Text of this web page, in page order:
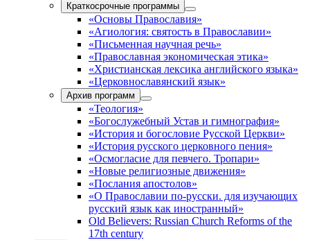
Краткосрочные программы
«Основы Православия»
«Агиология: святость в Православии»
«Письменная научная речь»
«Православная экономическая этика»
«Христианская лексика английского языка»
«Церковнославянский язык»
Архив программ
«Теология»
«Богослужебный Устав и гимнография»
«История и богословие Русской Церкви»
«История русского церковного пения»
«Осмогласие для певчего. Тропари»
«Новые религиозные движения»
«Послания апостолов»
«О Православии по-русски. для изучающих
русский язык как иностранный»
Old Believers: Russian Church Reforms of the
17th century